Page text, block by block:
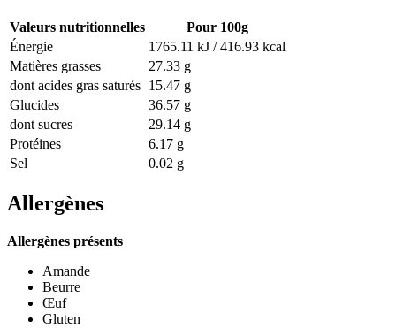
Valeurs nutritionnelles
Pour 100g
Énergie
1765.11 kJ / 416.93 kcal
Matières grasses
27.33 g
dont acides gras saturés 15.47 g
Glucides
36.57 g
dont sucres
29.14 g
Protéines
6.17 g
Sel
0.02 g
Allergènes
Allergènes présents
Amande
Beurre
Œuf
Gluten